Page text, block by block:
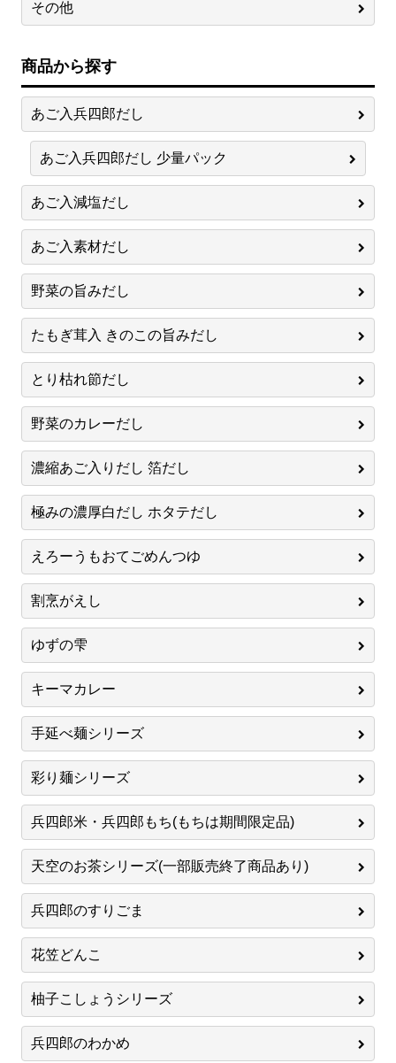
その他
商品から探す
あご入兵四郎だし
あご入兵四郎だし 少量パック
あご入減塩だし
あご入素材だし
野菜の旨みだし
たもぎ茸入 きのこの旨みだし
とり枯れ節だし
野菜のカレーだし
濃縮あご入りだし 箔だし
極みの濃厚白だし ホタテだし
えろーうもおてごめんつゆ
割烹がえし
ゆずの雫
キーマカレー
手延べ麺シリーズ
彩り麺シリーズ
兵四郎米・兵四郎もち(もちは期間限定品)
天空のお茶シリーズ(一部販売終了商品あり)
兵四郎のすりごま
花笠どんこ
柚子こしょうシリーズ
兵四郎のわかめ